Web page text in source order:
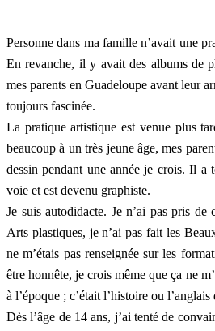
Personne dans ma famille n’avait une
En revanche, il y avait des albums de
mes parents en Guadeloupe avant leur
toujours fascinée.
La pratique artistique est venue plus
beaucoup à un très jeune âge, mes
dessin pendant une année je crois. Il a
voie et est devenu graphiste.
Je suis autodidacte. Je n’ai pas pris
Arts plastiques, je n’ai pas fait les
ne m’étais pas renseignée sur les
être honnête, je crois même que ça ne
à l’époque ; c’était l’histoire ou l’anglais
Dès l’âge de 14 ans, j’ai tenté de